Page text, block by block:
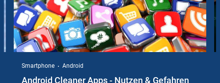
Smartphone Android
Android Cleaner Apps - Nutzen & Gefahren